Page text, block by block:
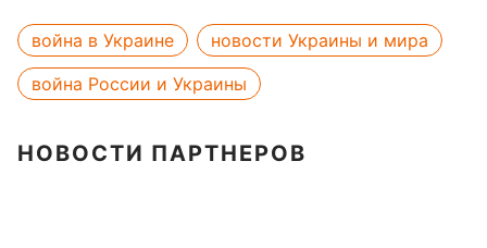
война в Украине
новости Украины и мира
война России и Украины
НОВОСТИ ПАРТНЕРОВ